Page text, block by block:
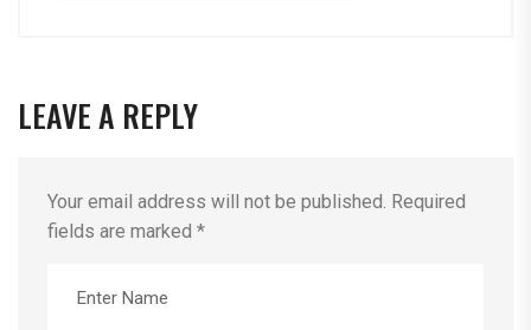
LEAVE A REPLY
Your email address will not be published. Required
fields are marked *